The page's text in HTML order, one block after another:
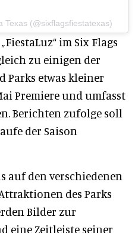
Texas (@sixflagsfiestatexas)
im Six Flags
zu einigen der
Parks etwas kleiner
Premiere und umfasst
Berichten zufolge soll
der Saison
auf den verschiedenen
des Parks
Bilder zur
eine Zeitleiste seiner